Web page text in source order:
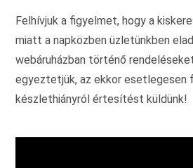
Felhívjuk a figyelmet, hogy a
miatt a napközben üzletünkben
webáruházban történő
egyeztetjük, az ekkor esetlegesen
készlethiányról értesítést küldünk!